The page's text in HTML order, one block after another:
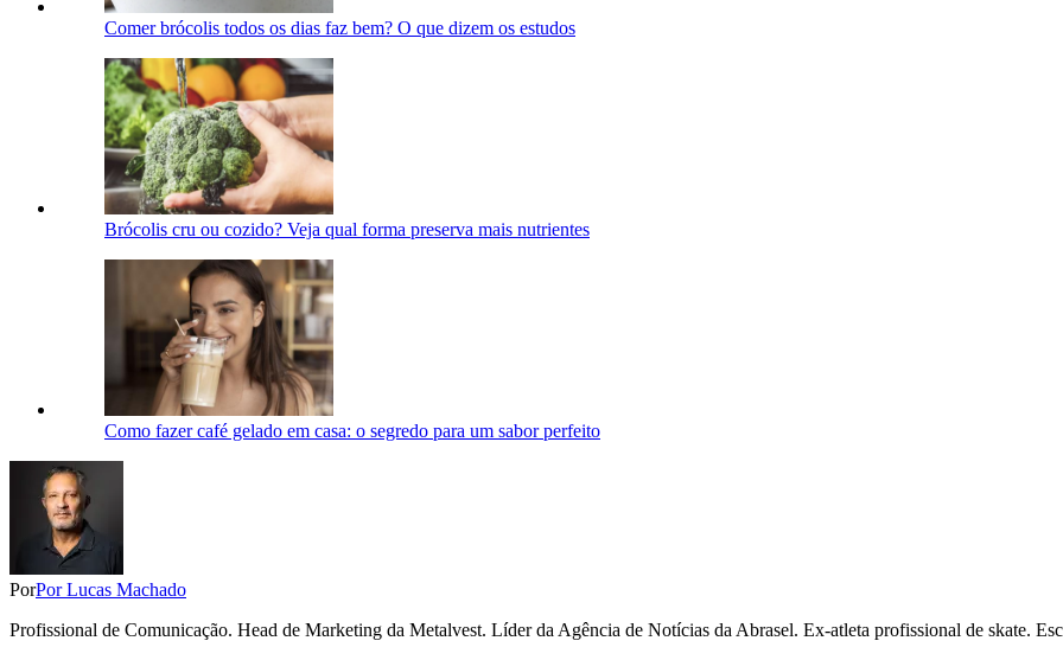
Comer brócolis todos os dias faz bem? O que dizem os estudos
Brócolis cru ou cozido? Veja qual forma preserva mais nutrientes
Como fazer café gelado em casa: o segredo para um sabor perfeito
PorPor Lucas Machado
Profissional de Comunicação. Head de Marketing da Metalvest. Líder da Agência de Notícias da Abrasel. Ex-atleta profissional de skate.